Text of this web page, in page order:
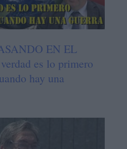
EN EL
es lo primero
hay una